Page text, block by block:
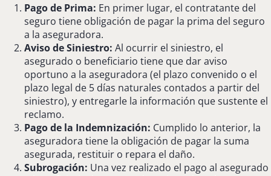
Pago de Prima: En primer lugar, el contratante del
seguro tiene obligación de pagar la prima del seguro
a la aseguradora.
Aviso de Siniestro: Al ocurrir el siniestro, el
asegurado o beneficiario tiene que dar aviso
oportuno a la aseguradora (el plazo convenido o el
plazo legal de 5 días naturales contados a partir del
siniestro), y entregarle la información que sustente el
reclamo.
Pago de la Indemnización: Cumplido lo anterior, la
aseguradora tiene la obligación de pagar la suma
asegurada, restituir o repara el daño.
Subrogación: Una vez realizado el pago al asegurado